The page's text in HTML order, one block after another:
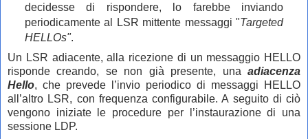
decidesse di rispondere, lo farebbe inviando
periodicamente al LSR mittente messaggi "Targeted
HELLOs".
Un LSR adiacente, alla ricezione di un messaggio HELLO
risponde creando, se non già presente, una adiacenza
Hello, che prevede l’invio periodico di messaggi HELLO
all’altro LSR, con frequenza configurabile. A seguito di ciò
vengono iniziate le procedure per l’instaurazione di una
sessione LDP.